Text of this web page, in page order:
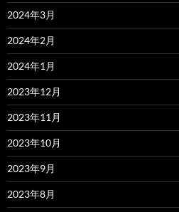
2024年3月
2024年2月
2024年1月
2023年12月
2023年11月
2023年10月
2023年9月
2023年8月